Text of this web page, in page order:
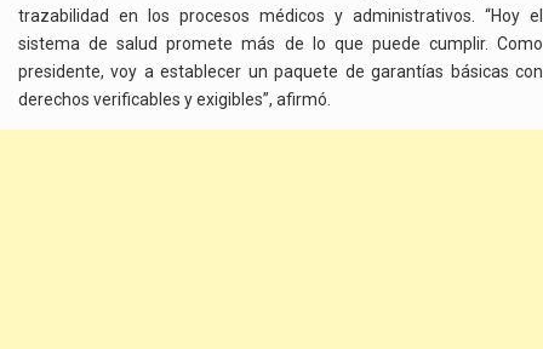
trazabilidad en los procesos médicos y administrativos. “Hoy el
sistema de salud promete más de lo que puede cumplir. Como
presidente, voy a establecer un paquete de garantías básicas con
derechos verificables y exigibles”, afirmó.